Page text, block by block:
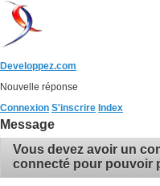
Developpez.com
Nouvelle réponse
Connexion S'inscrire Index
Message
Vous devez avoir un
connecté pour pouvoir